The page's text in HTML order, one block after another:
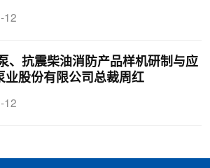
12
、抗震柴油消防产品样机研制与应
股份有限公司总裁周红
12